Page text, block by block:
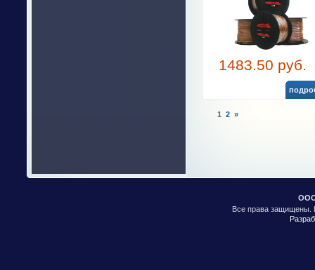
1483.50 руб.
1 2 »
ООО
Все права защищены.